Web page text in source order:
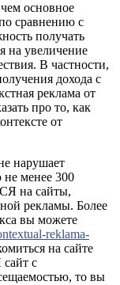
основное
сравнению с
получать
на увеличение
В частности,
дохода с
реклама от
про то, как
от
нарушает
менее 300
на сайты,
рекламы. Более
вы можете
reklama-
на сайте
с
то вы